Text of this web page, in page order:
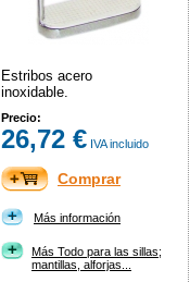
Estribos acero
inoxidable.
Precio:
26,72 € IVA incluido
Comprar
Más información
Más Todo para las sillas;
mantillas, alforjas...